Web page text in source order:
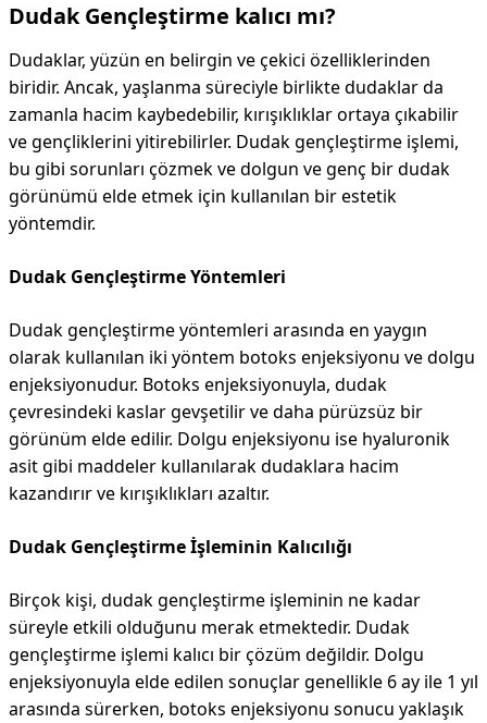
Dudak Gençleştirme kalıcı mı?
Dudaklar, yüzün en belirgin ve çekici özelliklerinden
biridir. Ancak, yaşlanma süreciyle birlikte dudaklar da
zamanla hacim kaybedebilir, kırışıklıklar ortaya çıkabilir
ve gençliklerini yitirebilirler. Dudak gençleştirme işlemi,
bu gibi sorunları çözmek ve dolgun ve genç bir dudak
görünümü elde etmek için kullanılan bir estetik
yöntemdir.
Dudak Gençleştirme Yöntemleri
Dudak gençleştirme yöntemleri arasında en yaygın
olarak kullanılan iki yöntem botoks enjeksiyonu ve dolgu
enjeksiyonudur. Botoks enjeksiyonuyla, dudak
çevresindeki kaslar gevşetilir ve daha pürüzsüz bir
görünüm elde edilir. Dolgu enjeksiyonu ise hyaluronik
asit gibi maddeler kullanılarak dudaklara hacim
kazandırır ve kırışıklıkları azaltır.
Dudak Gençleştirme İşleminin Kalıcılığı
Birçok kişi, dudak gençleştirme işleminin ne kadar
süreyle etkili olduğunu merak etmektedir. Dudak
gençleştirme işlemi kalıcı bir çözüm değildir. Dolgu
enjeksiyonuyla elde edilen sonuçlar genellikle 6 ay ile 1 yıl
arasında sürerken, botoks enjeksiyonu sonucu yaklaşık